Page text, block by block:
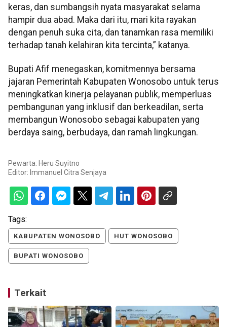
keras, dan sumbangsih nyata masyarakat selama
hampir dua abad. Maka dari itu, mari kita rayakan
dengan penuh suka cita, dan tanamkan rasa memiliki
terhadap tanah kelahiran kita tercinta,” katanya.
Bupati Afif menegaskan, komitmennya bersama
jajaran Pemerintah Kabupaten Wonosobo untuk terus
meningkatkan kinerja pelayanan publik, memperluas
pembangunan yang inklusif dan berkeadilan, serta
membangun Wonosobo sebagai kabupaten yang
berdaya saing, berbudaya, dan ramah lingkungan.
Pewarta: Heru Suyitno
Editor: Immanuel Citra Senjaya
Tags:
KABUPATEN WONOSOBO HUT WONOSOBO
BUPATI WONOSOBO
Terkait